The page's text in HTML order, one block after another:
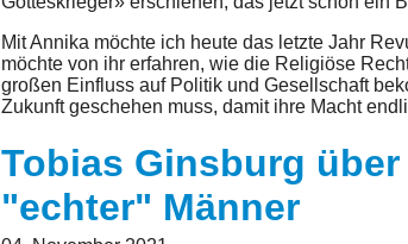
Mit Annika möchte ich heute das letzte Jahr
möchte von ihr erfahren, wie die Religiöse
großen Einfluss auf Politik und Gesellschaft
Zukunft geschehen muss, damit ihre Macht
Tobias Ginsburg
"echter" Männer